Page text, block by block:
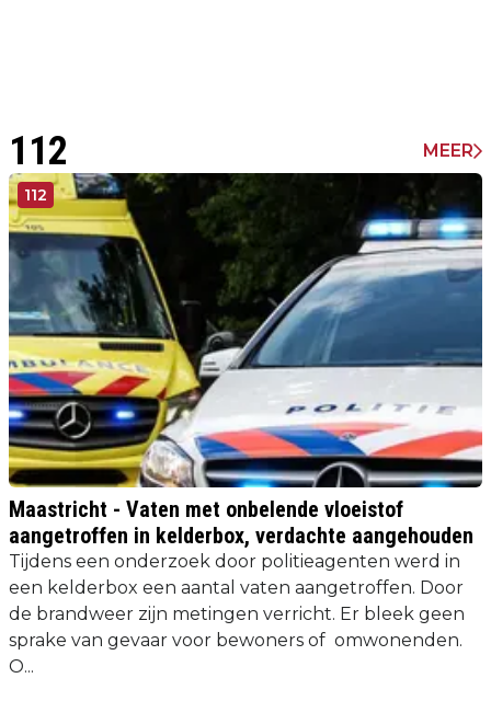
112 MEER
112
Maastricht - Vaten met onbelende vloeistof
aangetroffen in kelderbox, verdachte aangehouden
Tijdens een onderzoek door politieagenten werd in
een kelderbox een aantal vaten aangetroffen. Door
de brandweer zijn metingen verricht. Er bleek geen
sprake van gevaar voor bewoners of omwonenden.
O...